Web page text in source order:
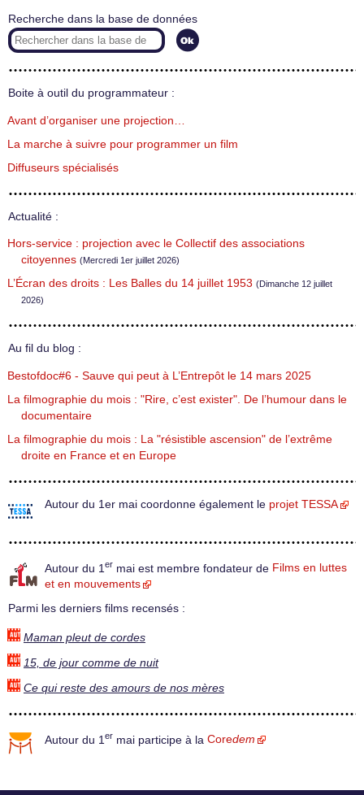
Recherche dans la base de données
Boite à outil du programmateur :
Avant d’organiser une projection…
La marche à suivre pour programmer un film
Diffuseurs spécialisés
Actualité :
Hors-service : projection avec le Collectif des associations
citoyennes (Mercredi 1er juillet 2026)
L’Écran des droits : Les Balles du 14 juillet 1953 (Dimanche 12 juillet
2026)
Au fil du blog :
Bestofdoc#6 - Sauve qui peut à L’Entrepôt le 14 mars 2025
La filmographie du mois : "Rire, c’est exister". De l’humour dans le
documentaire
La filmographie du mois : La "résistible ascension" de l’extrême
droite en France et en Europe
Autour du 1er mai coordonne également le projet TESSA
Autour du 1 er mai est membre fondateur de Films en luttes
et en mouvements
Parmi les derniers films recensés :
Maman pleut de cordes
15, de jour comme de nuit
Ce qui reste des amours de nos mères
Autour du 1 er mai participe à la Coredem